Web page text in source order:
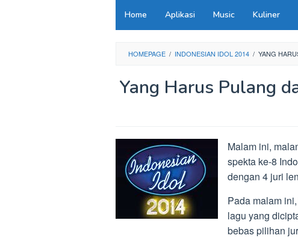
Home Aplikasi Music Kuliner
HOMEPAGE / INDONESIAN IDOL 2014 / YANG
Yang Harus Pulang
Malam ini,
spekta ke-8
dengan 4 juri
Pada malam
lagu yang
bebas pilihan